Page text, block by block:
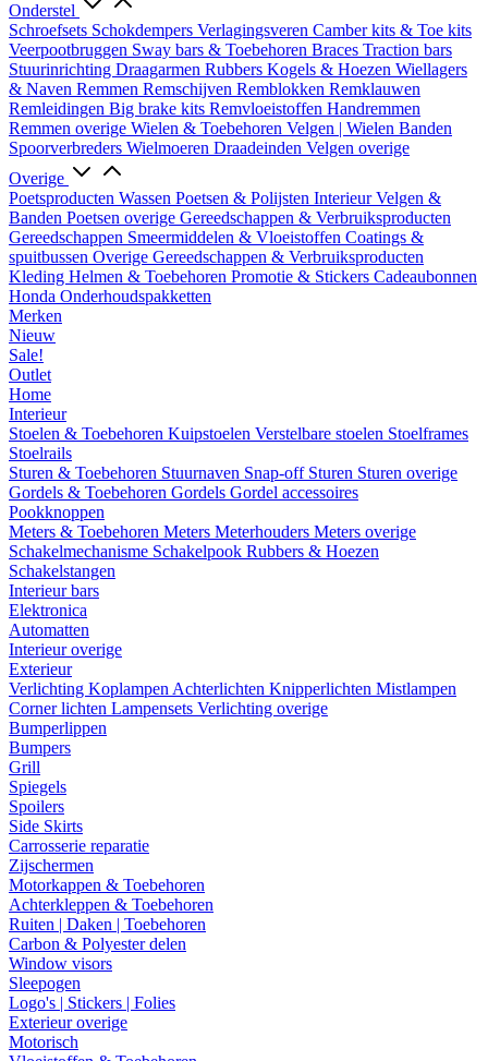
Onderstel
Schroefsets Schokdempers Verlagingsveren Camber kits & Toe kits
Veerpootbruggen Sway bars & Toebehoren Braces Traction bars
Stuurinrichting Draagarmen Rubbers Kogels & Hoezen Wiellagers
& Naven Remmen Remschijven Remblokken Remklauwen
Remleidingen Big brake kits Remvloeistoffen Handremmen
Remmen overige Wielen & Toebehoren Velgen | Wielen Banden
Spoorverbreders Wielmoeren Draadeinden Velgen overige
Overige
Poetsproducten Wassen Poetsen & Polijsten InterieurVelgen &
Banden Poetsen overige Gereedschappen & Verbruiksproducten
Gereedschappen Smeermiddelen & Vloeistoffen Coatings &
spuitbussen Overige Gereedschappen & Verbruiksproducten
Kleding Helmen & Toebehoren Promotie & Stickers Cadeaubonnen
Honda Onderhoudspakketten
Merken
Nieuw
Sale!
Outlet
Home
Interieur
Stoelen & Toebehoren Kuipstoelen Verstelbare stoelen Stoelframes
Stoelrails
Sturen & Toebehoren Stuurnaven Snap-off Sturen Sturen overige
Gordels & Toebehoren Gordels Gordel accessoires
Pookknoppen
Meters & Toebehoren Meters Meterhouders Meters overige
Schakelmechanisme Schakelpook Rubbers & Hoezen
Schakelstangen
Interieur bars
Elektronica
Automatten
Interieur overige
Exterieur
Verlichting Koplampen Achterlichten Knipperlichten Mistlampen
Corner lichten Lampensets Verlichting overige
Bumperlippen
Bumpers
Grill
Spiegels
Spoilers
Side Skirts
Carrosserie reparatie
Zijschermen
Motorkappen & Toebehoren
Achterkleppen & Toebehoren
Ruiten | Daken | Toebehoren
Carbon & Polyester delen
Window visors
Sleepogen
Logo's | Stickers | Folies
Exterieur overige
Motorisch